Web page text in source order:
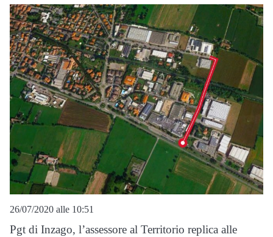
26/07/2020 alle 10:51
Pgt di Inzago, l’assessore al Territorio replica alle